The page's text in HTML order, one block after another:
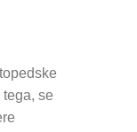
se